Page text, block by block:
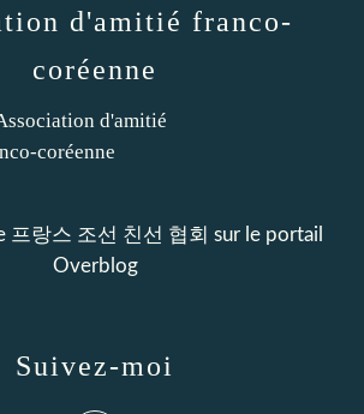
d'amitié franco-
coréenne
프랑스 조선 친선 협회 sur le portail
Overblog
Suivez-moi